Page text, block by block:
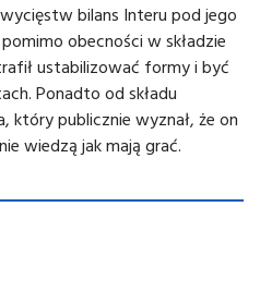
bilans Interu pod jego
obecności w składzie
ustabilizować formy i być
Ponadto od składu
który publicznie wyznał, że on
wiedzą jak mają grać.